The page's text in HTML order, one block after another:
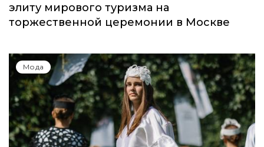
элиту мирового туризма на
торжественной церемонии в Москве
Мода